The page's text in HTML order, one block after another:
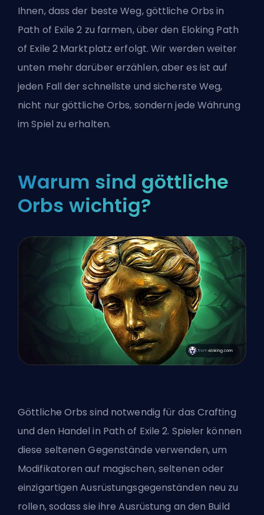
Ihnen, dass der beste Weg, göttliche Orbs in
Path of Exile 2 zu farmen, über den Eloking Path
of Exile 2 Marktplatz erfolgt. Wir werden weiter
unten mehr darüber erzählen, aber es ist auf
jeden Fall der schnellste und sicherste Weg,
nicht nur göttliche Orbs, sondern jede Währung
im Spiel zu erhalten.
Warum sind göttliche
Orbs wichtig?
Göttliche Orbs sind notwendig für das Crafting
und den Handel in Path of Exile 2. Spieler können
diese seltenen Gegenstände verwenden, um
Modifikatoren auf magischen, seltenen oder
einzigartigen Ausrüstungsgegenständen neu zu
rollen, sodass sie ihre Ausrüstung an den Build